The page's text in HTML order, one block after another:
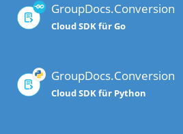
GroupDocs.Conversion
Cloud SDK für Go
GroupDocs.Conversion
Cloud SDK für Python